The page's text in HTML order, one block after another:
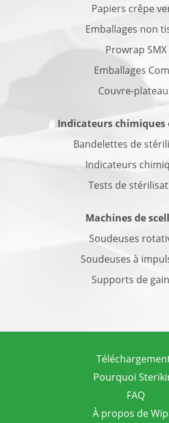
Papiers crêpe
Emballages non
Prowrap SMX
Emballages
Couvre-
Indicateurs chimiques
Bandelettes de
Indicateurs
Tests de
Machines de
Soudeuses
Soudeuses à
Supports de
Pourquoi
FAQ
À propos de